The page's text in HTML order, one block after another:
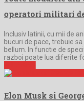
operatori militari de
Inclusiv latinii, cu mii de
bucuri de pace, trebuie
bellum. In functie de
razboi poate lua diferite
Elon Musk si